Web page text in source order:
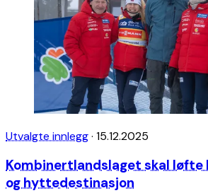
Utvalgte innlegg· 15.12.2025
Kombinertlandslaget skal løfte
og hyttedestinasjon